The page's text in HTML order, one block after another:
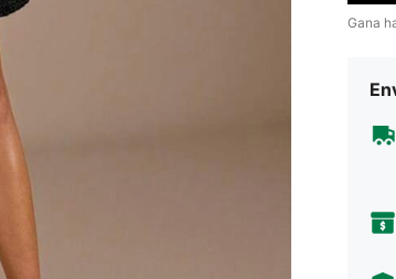
Gana